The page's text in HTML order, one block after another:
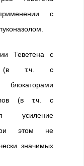
с
Теветена с
(в т.ч. с
(в т.ч. с
усиление
при этом не
значимых